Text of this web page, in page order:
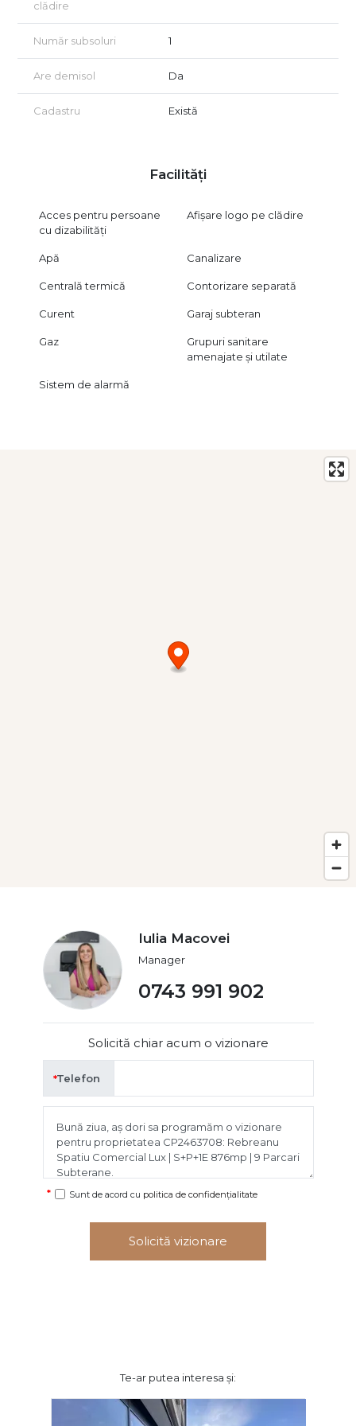
clădire
Număr subsoluri 1
Are demisol Da
Cadastru Există
Facilități
Acces pentru persoane
cu dizabilități
Afișare logo pe clădire
Apă Canalizare
Centrală termică Contorizare separată
Curent Garaj subteran
Gaz
Grupuri sanitare
amenajate și utilate
Sistem de alarmă
Iulia Macovei
Manager
0743 991 902
Solicită chiar acum o vizionare
Telefon
Sunt de acord cu politica de confidențialitate
Solicită vizionare
Te-ar putea interesa și: